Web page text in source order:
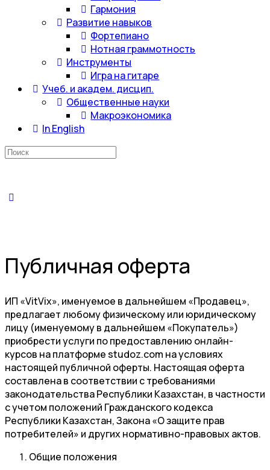
Гармония
Развитие навыков
Фортепиано
Нотная граммотность
Инструменты
Игра на гитаре
Учеб. и академ. дисцип.
Общественные науки
Макроэкономика
In English
Искать:
Публичная оферта
ИП «VitVix», именуемое в дальнейшем «Продавец»,
предлагает любому физическому или юридическому
лицу (именуемому в дальнейшем «Покупатель»)
приобрести услуги по предоставлению онлайн-
курсов на платформе studoz.com на условиях
настоящей публичной оферты. Настоящая оферта
составлена в соответствии с требованиями
законодательства Республики Казахстан, в частности
с учетом положений Гражданского кодекса
Республики Казахстан, Закона «О защите прав
потребителей» и других нормативно-правовых актов.
Общие положения